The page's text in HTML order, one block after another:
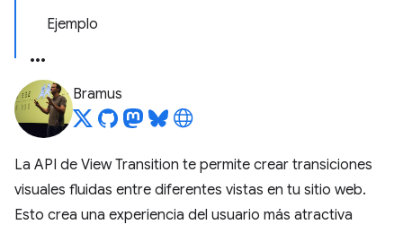
Ejemplo
Bramus
La API de View Transition te permite crear transiciones
visuales fluidas entre diferentes vistas en tu sitio web.
Esto crea una experiencia del usuario más atractiva